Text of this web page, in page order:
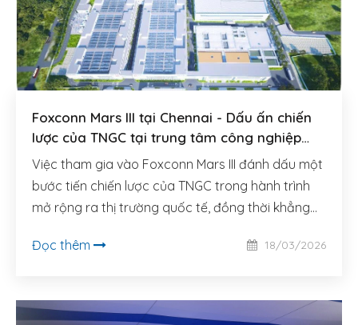
Foxconn Mars III tại Chennai - Dấu ấn chiến
lược của TNGC tại trung tâm công nghiệp
mới của châu Á
Việc tham gia vào Foxconn Mars III đánh dấu một
bước tiến chiến lược của TNGC trong hành trình
mở rộng ra thị trường quốc tế, đồng thời khẳng
Đọc thêm
18/03/2026